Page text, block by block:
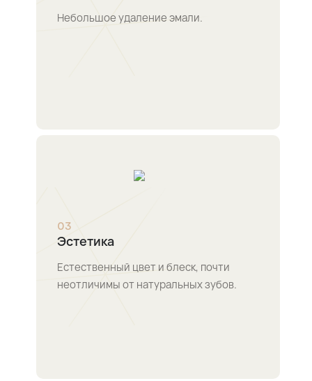
Небольшое удаление эмали.
03
Эстетика
Естественный цвет и блеск, почти
неотличимы от натуральных зубов.